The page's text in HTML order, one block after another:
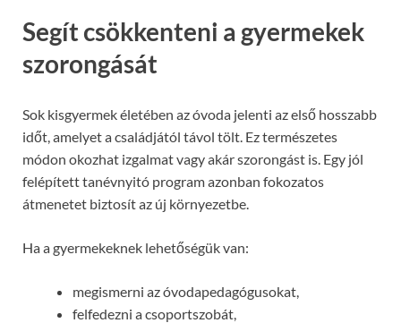
Segít csökkenteni a gyermekek
szorongását
Sok kisgyermek életében az óvoda jelenti az első hosszabb
időt, amelyet a családjától távol tölt. Ez természetes
módon okozhat izgalmat vagy akár szorongást is. Egy jól
felépített tanévnyitó program azonban fokozatos
átmenetet biztosít az új környezetbe.
Ha a gyermekeknek lehetőségük van:
megismerni az óvodapedagógusokat,
felfedezni a csoportszobát,